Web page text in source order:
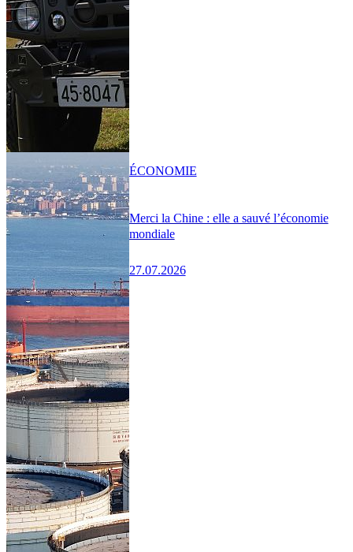
Merci la Chine : elle a sauvé l’économie
mondiale
27.07.2026
ÉCONOMIE